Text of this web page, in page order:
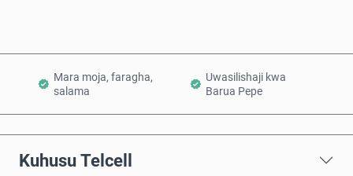
Mara moja, faragha,
salama
Uwasilishaji kwa
Barua Pepe
Kuhusu Telcell